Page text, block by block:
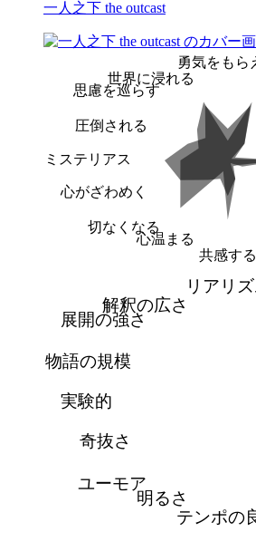
一人之下 the outcast
勇気をもら
共感する
心温まる
切なくなる
心がざわめく
ミステリアス
圧倒される
思慮を巡らす
世界に浸れる
リアリ
テンポの
明るさ
ユーモア
奇抜さ
実験的
物語の規模
展開の強さ
解釈の広さ